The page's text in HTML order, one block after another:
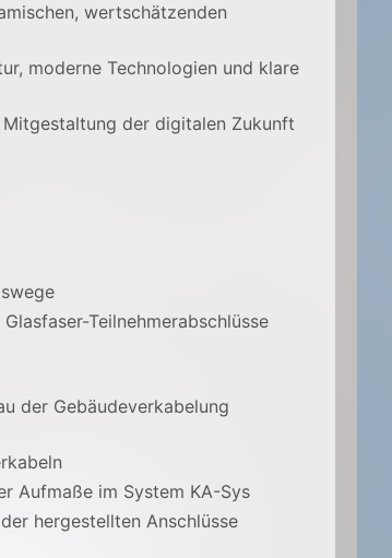
wertschätzenden
moderne Technologien und klare
der digitalen Zukunft
Teilnehmerabschlüsse
der Gebäudeverkabelung
Aufmaße im System KA-Sys
hergestellten Anschlüsse